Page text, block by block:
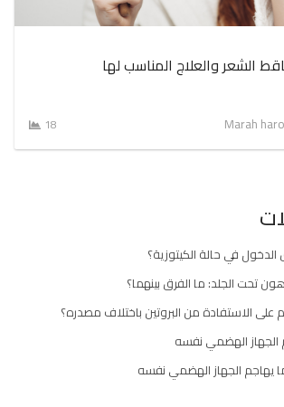
الشعر والعلاج المناسب لها
Marah
18
في حالة الكيتوزية؟
تحت الجلد: ما الفرق بينهما؟
الاستفادة من البروتين باختلاف مصدره؟
الجهاز الهضمي نفسه
يهاجم الجهاز الهضمي نفسه